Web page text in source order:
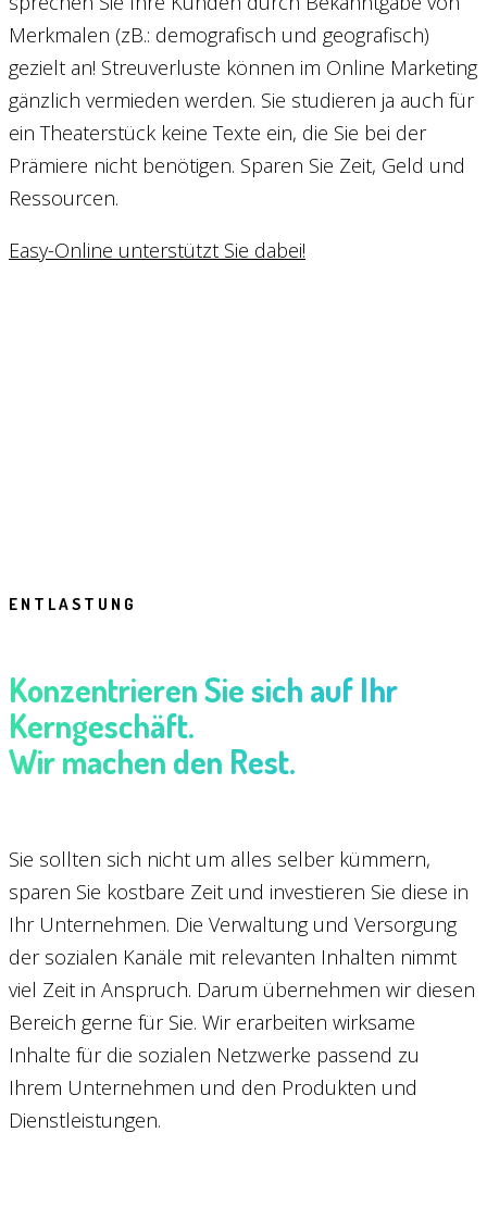
Merkmalen (zB.: demografisch und geografisch)
gezielt an! Streuverluste können im Online Marketing
gänzlich vermieden werden. Sie studieren ja auch für
ein Theaterstück keine Texte ein, die Sie bei der
Prämiere nicht benötigen. Sparen Sie Zeit, Geld und
Ressourcen.
Easy-Online unterstützt Sie dabei!
ENTLASTUNG
Konzentrieren Sie sich auf Ihr
Kerngeschäft.
Wir machen den Rest.
Sie sollten sich nicht um alles selber kümmern,
sparen Sie kostbare Zeit und investieren Sie diese in
Ihr Unternehmen. Die Verwaltung und Versorgung
der sozialen Kanäle mit relevanten Inhalten nimmt
viel Zeit in Anspruch. Darum übernehmen wir diesen
Bereich gerne für Sie. Wir erarbeiten wirksame
Inhalte für die sozialen Netzwerke passend zu
Ihrem Unternehmen und den Produkten und
Dienstleistungen.